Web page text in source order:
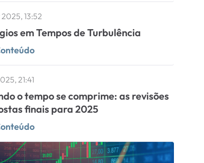
2025, 13:52
em Tempos de Turbulência
21:41
o tempo se comprime: as revisões
finais para 2025